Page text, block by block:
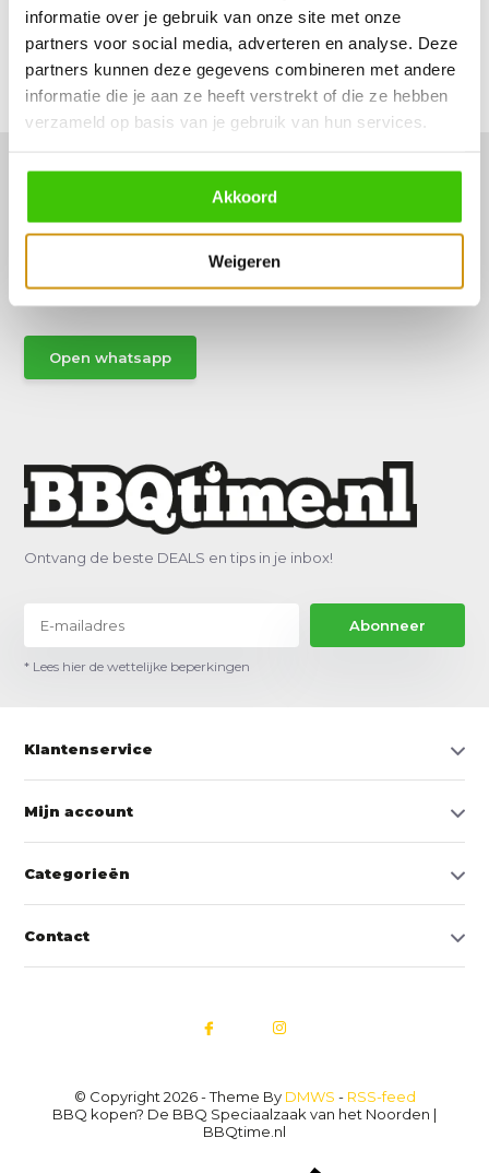
informatie over je gebruik van onze site met onze
partners voor social media, adverteren en analyse. Deze
partners kunnen deze gegevens combineren met andere
informatie die je aan ze heeft verstrekt of die ze hebben
verzameld op basis van je gebruik van hun services.
Akkoord
Weigeren
Reviews
Delen
Hulp of advies nodig?
Vraag het een van onze specialisten!
Open whatsapp
Ontvang de beste DEALS en tips in je inbox!
Abonneer
* Lees hier de wettelijke beperkingen
Klantenservice
Mijn account
Categorieën
Contact
© Copyright 2026 - Theme By DMWS - RSS-feed
BBQ kopen? De BBQ Speciaalzaak van het Noorden |
BBQtime.nl